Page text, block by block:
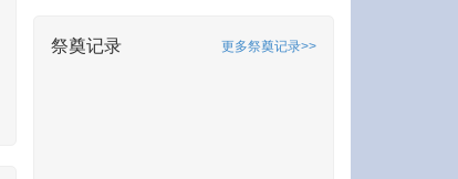
祭奠记录 更多祭奠记录>>